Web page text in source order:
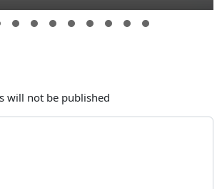
will not be published